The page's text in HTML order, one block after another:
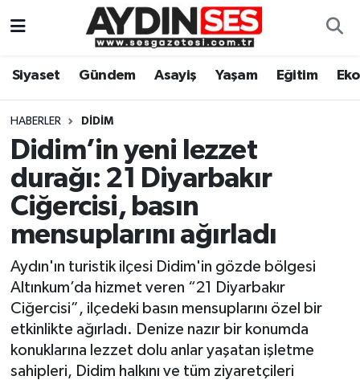
Siyaset Gündem Asayiş Yaşam Eğitim
HABERLER DIDIM
Didim’in yeni lezzet
durağı: 21 Diyarbakır
Ciğercisi, basın
mensuplarını ağırladı
Aydın'ın turistik ilçesi Didim'in gözde bölgesi
Altınkum’da hizmet veren “21 Diyarbakır
Ciğercisi”, ilçedeki basın mensuplarını özel bir
etkinlikte ağırladı. Denize nazır bir konumda
konuklarına lezzet dolu anlar yaşatan işletme
sahipleri, Didim halkını ve tüm ziyaretçileri
Gündem
Siyaset
Ekonomi
Yaşam
Eğitim
Kültür Sanat
Spor
Aydın Hava Durumu
Aydin Namaz Vakitleri
Aydın Trafik Yoğunluk Haritası
Süper Lig Puan Durumu ve Fikstür
Tüm Manşetler
Son Dakika Haberleri
Haber Arşivi